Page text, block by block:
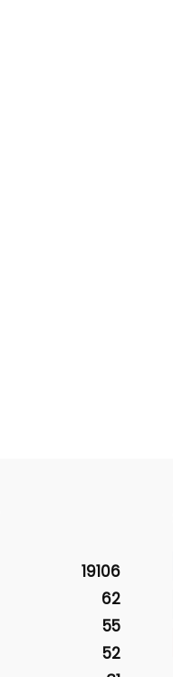
19106
62
55
52